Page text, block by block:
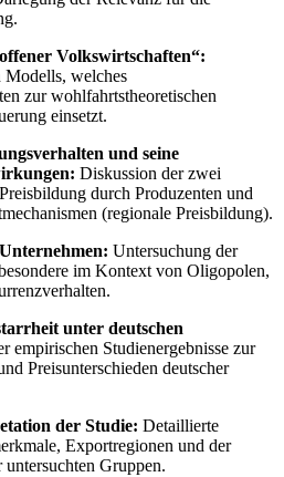
Volkswirtschaften“:
Modells, welches
zur wohlfahrtstheoretischen
einsetzt.
und seine
Diskussion der zwei
durch Produzenten und
(regionale Preisbildung).
Untersuchung der
im Kontext von Oligopolen,
unter deutschen
empirischen Studienergebnisse zur
Preisunterschieden deutscher
der Studie: Detaillierte
Exportregionen und der
Gruppen.